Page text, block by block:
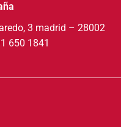
3 madrid – 28002
650 1841